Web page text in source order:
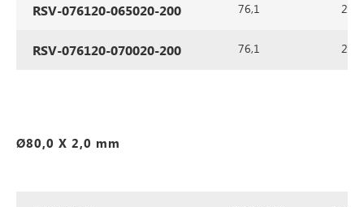
RSV-076120-065020-200 76,1 2,0
RSV-076120-070020-200 76,1 2,0
Ø80,0 X 2,0 mm